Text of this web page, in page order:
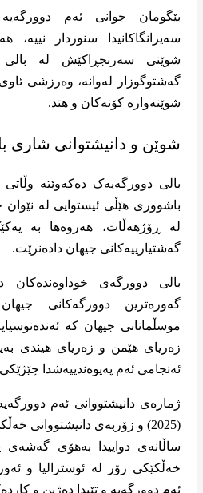
بێگومان جوانی ئەم
سەیرانگاکانیدا سنوردار نییە،
شوێنی سەرنجڕاکێش لە
گەشتوگوزار لەوانە، وەرزشی
شوێنەوارە کۆنەکان و هتد.
شوێن و دانیشتوانی شاری
بالی دوورگەیەک دەکەوێتە وڵاتی
باشووری هێڵی ئیستوایی لە نێوان
لە ڕۆژهەڵات، هەروەها بە
گەشتیارییەکانی جیهان دادەنرێت.
بالی دوورگەی خوداوەندەکان
گەورەترین دوورگەکانی
موسڵمانانی جیهان کە
زەریای هێمن و زەریای هیندی
ئەنجامی ئەم پەیوەندییەشدا
(2025) و زۆربەی دانیشتووانی
ساڵانەی دواییدا بەهۆی گەشەی
خەڵکێکی زۆر لە ئوسترالیا و
ئەم دوورگەیە و تێیدا دەژین و